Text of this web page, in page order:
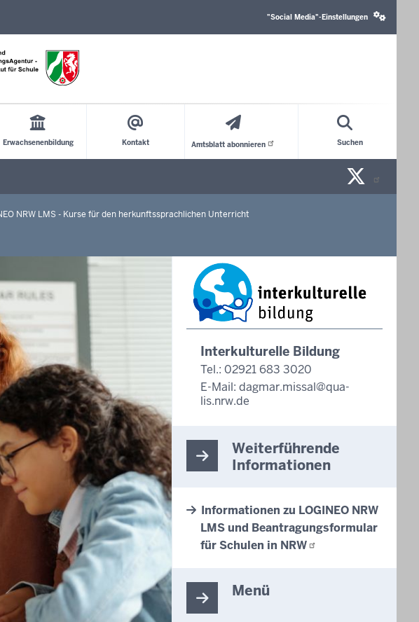
media
"Social Media"-Einstellungen
Erwachsenenbildung Kontakt Amtsblatt abonnieren Suchen
X/
NRW LMS - Kurse für den herkunftssprachlichen Unterricht
Interkulturelle Bildung
Tel.: 02921 683 3020
E-Mail: dagmar.missal@qua-
lis.nrw.de
Weiterführende
Informationen
Informationen zu LOGINEO NRW
LMS und Beantragungsformular
für Schulen in NRW
Menü